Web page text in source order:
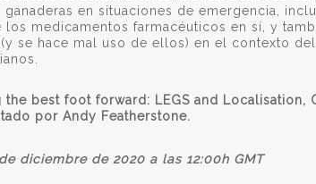
ganaderas en situaciones de emergencia,
los medicamentos farmacéuticos en sí, y
se hace mal uso de ellos) en el contexto
the best foot forward: LEGS and Localisation,
por Andy Featherstone.
diciembre de 2020 a las 12:00h GMT